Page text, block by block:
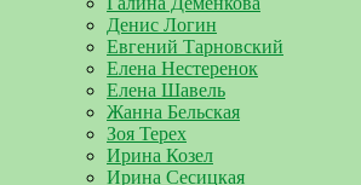
Денис Логин
Евгений Тарновский
Елена Нестеренок
Елена Шавель
Жанна Бельская
Зоя Терех
Ирина Козел
Ирина Сесицкая